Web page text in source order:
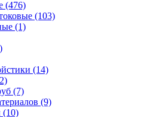
(476)
(103)
(1)
(14)
(7)
(9)
(10)